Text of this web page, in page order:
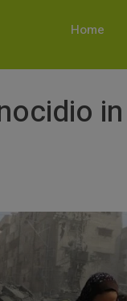
Home